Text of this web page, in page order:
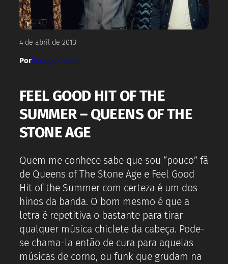
4 de abril de 2013
PorRodrigo Castro
FEEL GOOD HIT OF THE
SUMMER – QUEENS OF THE
STONE AGE
Quem me conhece sabe que sou “pouco” fã
de Queens of The Stone Age e Feel Good
Hit of the Summer com certeza é um dos
hinos da banda. O bom mesmo é que a
letra é repetitiva o bastante para tirar
qualquer música chiclete da cabeça. Pode-
se chama-la então de cura para aquelas
músicas de corno, ou funk que grudam na